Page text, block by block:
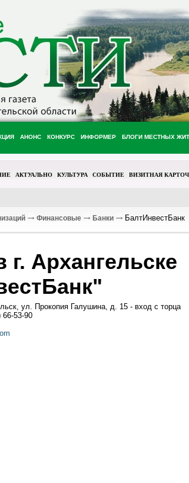
АНОНС КОНКУРС ИНФОРМЕР БЛОГИ МЕСТНЫХ
АКТУАЛЬНО КУЛЬТУРА СОБЫТИЕ ВИЗИТНАЯ
Финансовые Банки БалтИнвестБанк
Архангельске
ул. Прокопия Галушина, д. 15 - вход с торца
53-90